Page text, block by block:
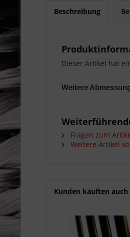
Beschreibung
Dieser Artikel hat
Weitere
Fragen zum
Weitere Artikel
Kunden kauften auch